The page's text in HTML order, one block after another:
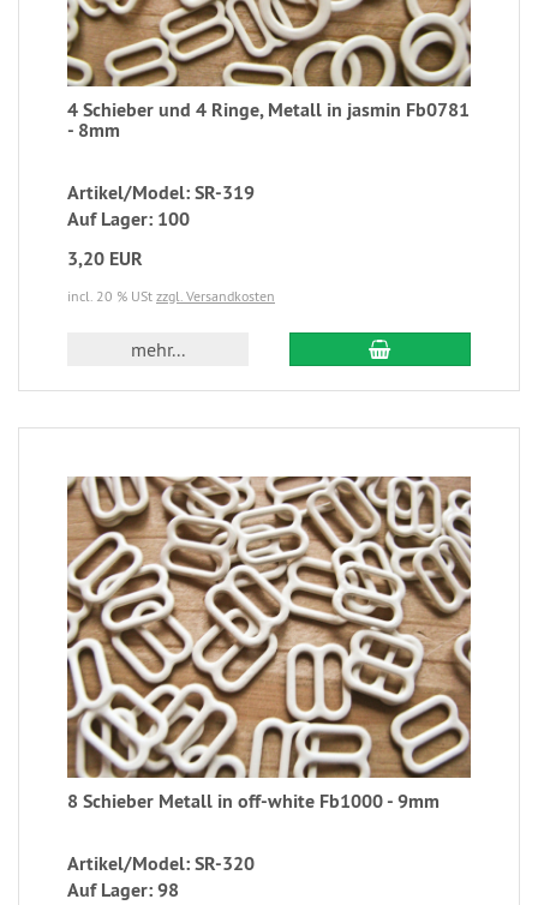
4 Schieber und 4 Ringe, Metall in jasmin Fb0781
- 8mm
Artikel/Model: SR-319
Auf Lager: 100
3,20 EUR
incl. 20 % USt zzgl. Versandkosten
mehr...
8 Schieber Metall in off-white Fb1000 - 9mm
Artikel/Model: SR-320
Auf Lager: 98